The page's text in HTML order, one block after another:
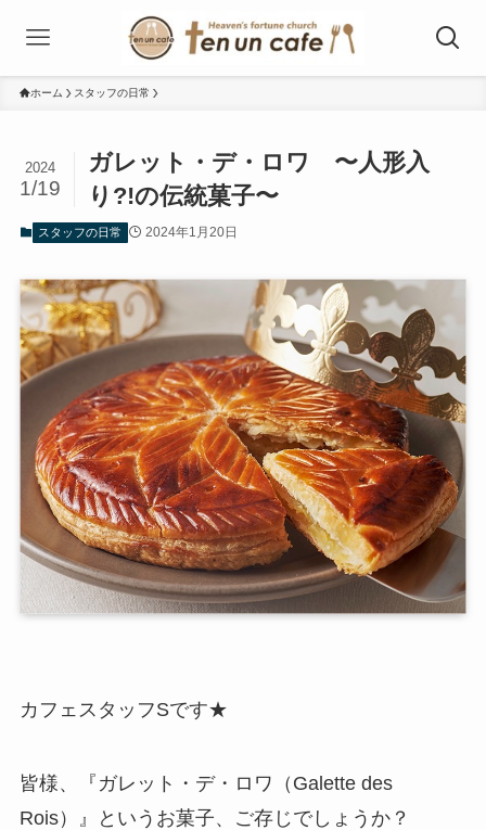
ホーム スタッフの日常
ガレット・デ・ロワ 〜人形入
り?!の伝統菓子〜
2024
1/19
スタッフの日常 2024年1月20日
カフェスタッフSです★
皆様、『ガレット・デ・ロワ（Galette des
Rois）』というお菓子、ご存じでしょうか？